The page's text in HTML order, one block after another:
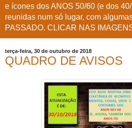
e ícones dos ANOS 50/60 (e dos
reunidas num só lugar, com
PASSADO. CLICAR NAS
terça-feira, 30 de outubro de 2018
QUADRO DE AVISOS